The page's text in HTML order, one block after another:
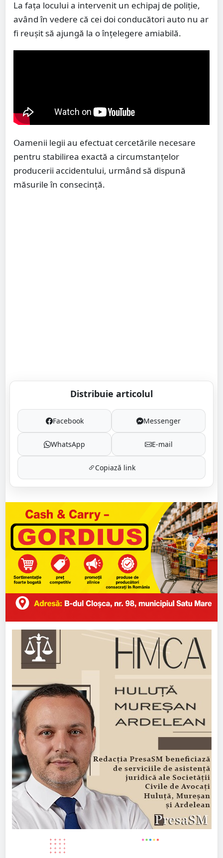
La fața locului a intervenit un echipaj de poliție,
având în vedere că cei doi conducători auto nu ar
fi reușit să ajungă la o înțelegere amiabilă.
Oamenii legii au efectuat cercetările necesare
pentru stabilirea exactă a circumstanțelor
producerii accidentului, urmând să dispună
măsurile în consecință.
Distribuie articolul
Facebook Messenger
WhatsApp E-mail
Copiază link